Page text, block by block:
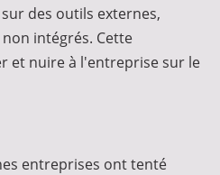
des outils externes,
intégrés. Cette
et nuire à l'entreprise sur le
entreprises ont tenté